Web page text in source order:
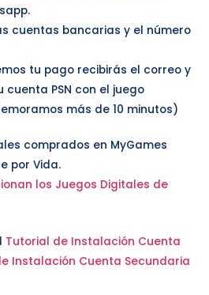
cuentas bancarias y el número
tu pago recibirás el correo y
PSN con el juego
más de 10 minutos)
comprados en MyGames
por Vida.
los Juegos Digitales de
Tutorial de Instalación Cuenta
Instalación Cuenta Secundaria